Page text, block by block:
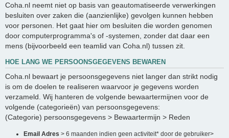
Coha.nl neemt niet op basis van geautomatiseerde verwerkingen
besluiten over zaken die (aanzienlijke) gevolgen kunnen hebben
voor personen. Het gaat hier om besluiten die worden genomen
door computerprogramma's of -systemen, zonder dat daar een
mens (bijvoorbeeld een teamlid van Coha.nl) tussen zit.
HOE LANG WE PERSOONSGEGEVENS BEWAREN
Coha.nl bewaart je persoonsgegevens niet langer dan strikt nodig
is om de doelen te realiseren waarvoor je gegevens worden
verzameld. Wij hanteren de volgende bewaartermijnen voor de
volgende (categorieën) van persoonsgegevens:
(Categorie) persoonsgegevens > Bewaartermijn > Reden
Email Adres > 6 maanden indien geen activiteit* door de gebruiker>